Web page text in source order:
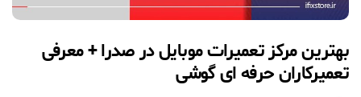
بهترین مرکز تعمیرات موبایل در صدرا + معرفی
تعمیرکاران حرفه ای گوشی